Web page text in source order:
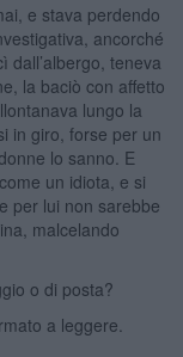
e stava perdendo
ancorché
dall’albergo, teneva
la baciò con affetto
lungo la
in giro, forse per un
lo sanno. E
un idiota, e si
per lui non sarebbe
malcelando
o di posta?
a leggere.